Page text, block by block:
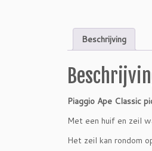
Beschrijving
Piaggio Ape Classic
Met een huif en zeil
Het zeil kan rondom